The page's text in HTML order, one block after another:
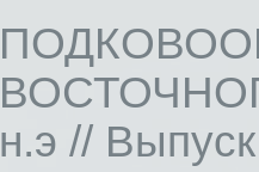
н.э //